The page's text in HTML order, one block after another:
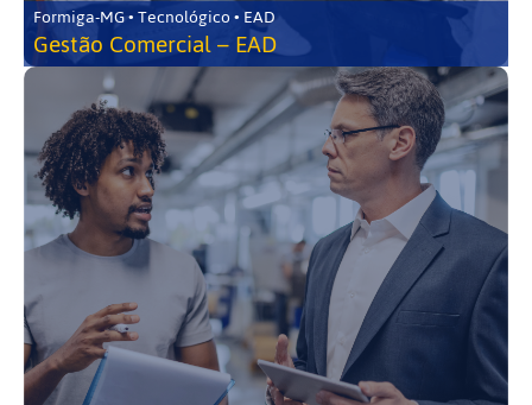
Formiga-MG • Tecnológico • EAD
Gestão Comercial – EAD